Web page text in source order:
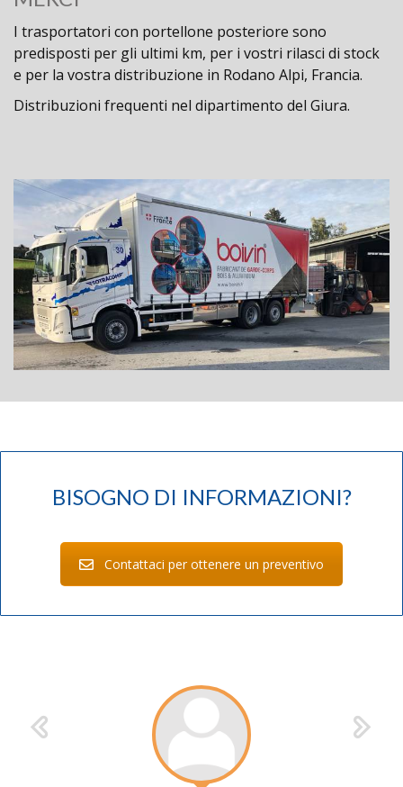
I trasportatori con portellone posteriore sono
predisposti per gli ultimi km, per i vostri rilasci di stock
e per la vostra distribuzione in Rodano Alpi, Francia.
Distribuzioni frequenti nel dipartimento del Giura.
BISOGNO DI INFORMAZIONI?
Contattaci per ottenere un preventivo